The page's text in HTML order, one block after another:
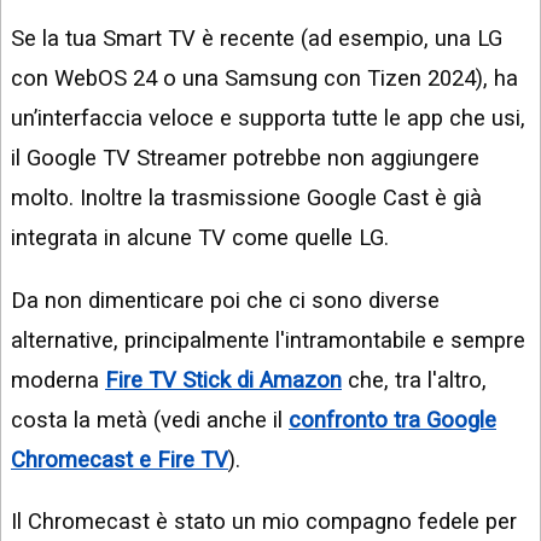
Se la tua Smart TV è recente (ad esempio, una LG
con WebOS 24 o una Samsung con Tizen 2024), ha
un’interfaccia veloce e supporta tutte le app che usi,
il Google TV Streamer potrebbe non aggiungere
molto. Inoltre la trasmissione Google Cast è già
integrata in alcune TV come quelle LG.
Da non dimenticare poi che ci sono diverse
alternative, principalmente l'intramontabile e sempre
moderna Fire TV Stick di Amazon che, tra l'altro,
costa la metà (vedi anche il confronto tra Google
Chromecast e Fire TV).
Il Chromecast è stato un mio compagno fedele per